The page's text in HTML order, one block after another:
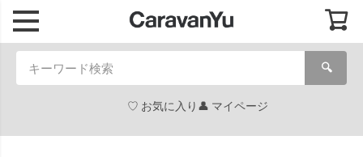
🔍
お気に入り マイページ